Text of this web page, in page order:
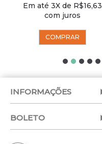
Em até 3X de R$16,63
com juros
COMPRAR
INFORMAÇÕES
BOLETO